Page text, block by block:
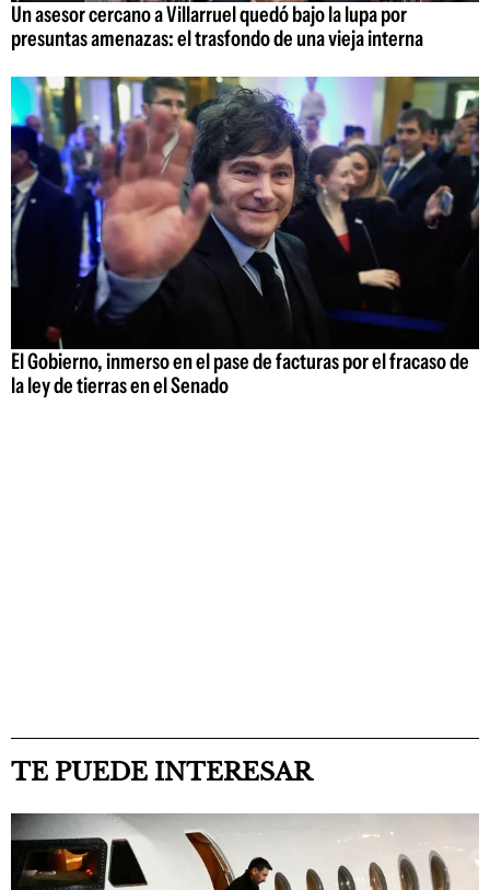
Un asesor cercano a Villarruel quedó bajo la lupa por
presuntas amenazas: el trasfondo de una vieja interna
El Gobierno, inmerso en el pase de facturas por el fracaso de
la ley de tierras en el Senado
TE PUEDE INTERESAR